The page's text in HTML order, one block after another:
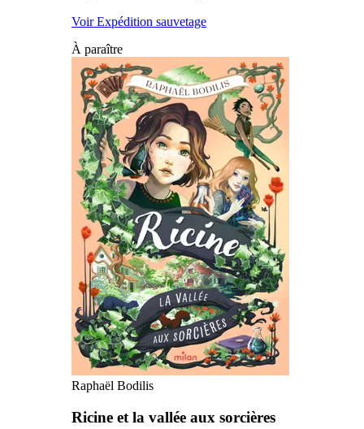
Voir Expédition sauvetage
À paraître
Raphaël Bodilis
Ricine et la vallée aux sorcières